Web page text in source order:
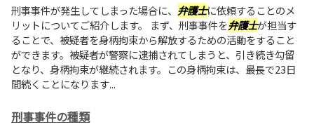
刑事事件が発生してしまった場合に、 弁護士に依頼することのメ
リットについてご紹介します。 まず、刑事事件を弁護士が担当す
ることで、被疑者を身柄拘束から解放するための活動をすること
ができます。被疑者が警察に逮捕されてしまうと、引き続き勾留
となり、身柄拘束が継続されます。この身柄拘束は、最長で23日
間続くことになります...
刑事事件の種類